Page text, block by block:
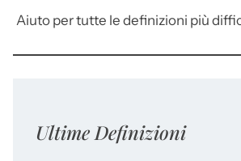
Aiuto per tutte le definizioni più
Ultime Definizioni